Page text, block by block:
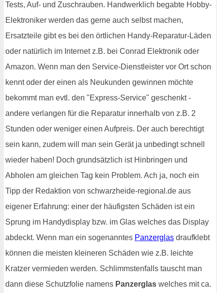
Tests, Auf- und Zuschrauben. Handwerklich begabte Hobby-
Elektroniker werden das gerne auch selbst machen,
Ersatzteile gibt es bei den örtlichen Handy-Reparatur-Läden
oder natürlich im Internet z.B. bei Conrad Elektronik oder
Amazon. Wenn man den Service-Dienstleister vor Ort schon
kennt oder der einen als Neukunden gewinnen möchte
bekommt man evtl. den "Express-Service" geschenkt -
andere verlangen für die Reparatur innerhalb von z.B. 2
Stunden oder weniger einen Aufpreis. Der auch berechtigt
sein kann, zudem will man sein Gerät ja unbedingt schnell
wieder haben! Doch grundsätzlich ist Hinbringen und
Abholen am gleichen Tag kein Problem. Ach ja, noch ein
Tipp der Redaktion von schwarzheide-regional.de aus
eigener Erfahrung: einer der häufigsten Schäden ist ein
Sprung im Handydisplay bzw. im Glas welches das Display
abdeckt. Wenn man ein sogenanntes Panzerglas draufklebt
können die meisten kleineren Schäden wie z.B. leichte
Kratzer vermieden werden. Schlimmstenfalls tauscht man
dann diese Schutzfolie namens Panzerglas welches mit ca.